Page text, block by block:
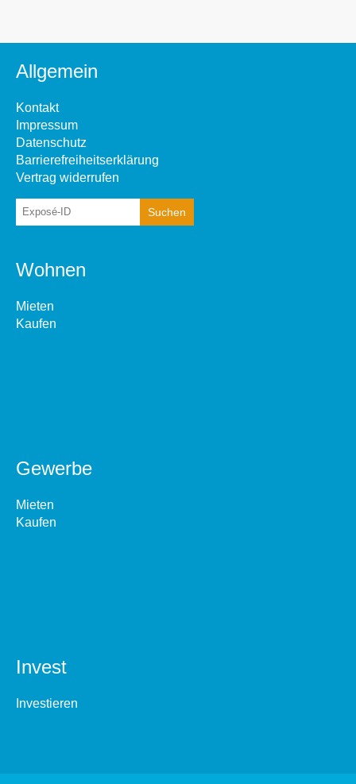
Allgemein
Kontakt
Impressum
Datenschutz
Barrierefreiheitserklärung
Vertrag widerrufen
Wohnen
Mieten
Kaufen
Gewerbe
Mieten
Kaufen
Invest
Investieren